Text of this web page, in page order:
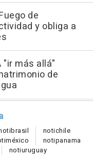
de
y obliga a
"ir más allá"
de
brasil notichile
méxico notipanama
notiuruguay